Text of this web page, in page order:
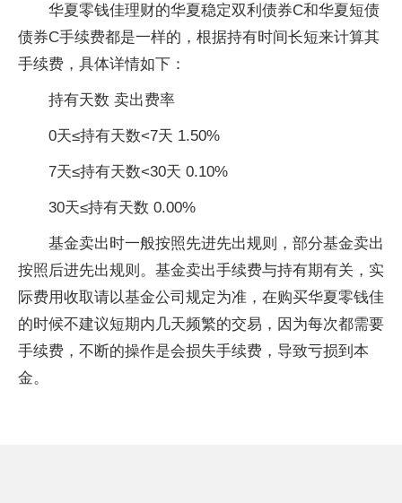
华夏零钱佳理财的华夏稳定双利债券C和华夏短债
债券C手续费都是一样的，根据持有时间长短来计算其
手续费，具体详情如下：
持有天数 卖出费率
0天≤持有天数<7天 1.50%
7天≤持有天数<30天 0.10%
30天≤持有天数 0.00%
基金卖出时一般按照先进先出规则，部分基金卖出
按照后进先出规则。基金卖出手续费与持有期有关，实
际费用收取请以基金公司规定为准，在购买华夏零钱佳
的时候不建议短期内几天频繁的交易，因为每次都需要
手续费，不断的操作是会损失手续费，导致亏损到本
金。